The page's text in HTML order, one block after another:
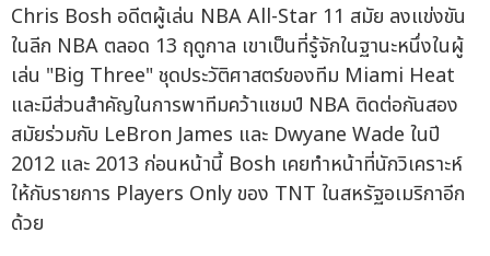
Chris Bosh อดีตผู้เล่น NBA All-Star 11 สมัย ลงแข่งขัน
ในลีก NBA ตลอด 13 ฤดูกาล เขาเป็นที่รู้จักในฐานะหนึ่งในผู้
เล่น "Big Three" ชุดประวัติศาสตร์ของทีม Miami Heat
และมีส่วนสำคัญในการพาทีมคว้าแชมป์ NBA ติดต่อกันสอง
สมัยร่วมกับ LeBron James และ Dwyane Wade ในปี
2012 และ 2013 ก่อนหน้านี้ Bosh เคยทำหน้าที่นักวิเคราะห์
ให้กับรายการ Players Only ของ TNT ในสหรัฐอเมริกาอีก
ด้วย